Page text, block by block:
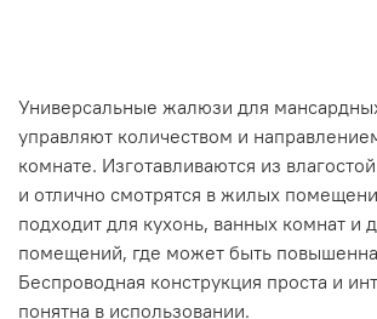
Универсальные жалюзи для
управляют количеством и
комнате. Изготавливаются из
и отлично смотрятся в жилых
подходит для кухонь, ванных комнат и
помещений, где может быть
Беспроводная конструкция проста и
понятна в использовании.